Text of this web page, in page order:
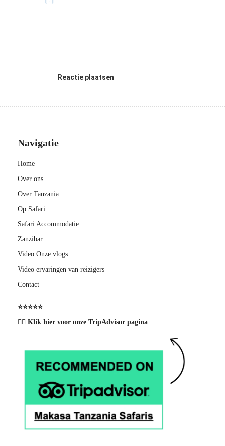
Reactie plaatsen
Navigatie
Home
Over ons
Over Tanzania
Op Safari
Safari Accommodatie
Zanzibar
Video Onze vlogs
Video ervaringen van reizigers
Contact
⭐️⭐️⭐️⭐️⭐️
👉🏽 Klik hier voor onze TripAdvisor pagina